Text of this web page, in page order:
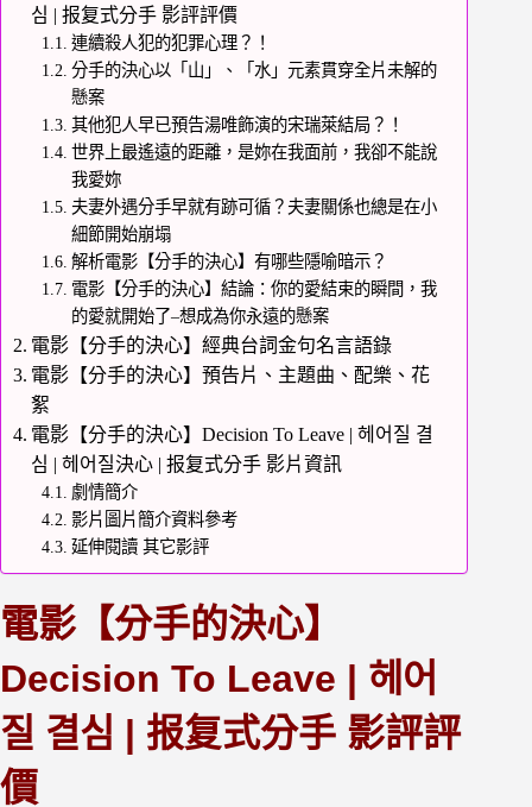
심 | 报复式分手 影評評價
連續殺人犯的犯罪心理？！
分手的決心以「山」、「水」元素貫穿全片未解的
懸案
其他犯人早已預告湯唯飾演的宋瑞萊結局？！
世界上最遙遠的距離，是妳在我面前，我卻不能說
我愛妳
夫妻外遇分手早就有跡可循？夫妻關係也總是在小
細節開始崩塌
解析電影【分手的決心】有哪些隱喻暗示？
電影【分手的決心】結論：你的愛結束的瞬間，我
的愛就開始了–想成為你永遠的懸案
電影【分手的決心】經典台詞金句名言語錄
電影【分手的決心】預告片、主題曲、配樂、花
絮
電影【分手的決心】Decision To Leave | 헤어질 결
심 | 헤어질決心 | 报复式分手 影片資訊
劇情簡介
影片圖片簡介資料參考
延伸閱讀 其它影評
電影【分手的決心】
Decision To Leave | 헤어
질 결심 | 报复式分手 影評評
價